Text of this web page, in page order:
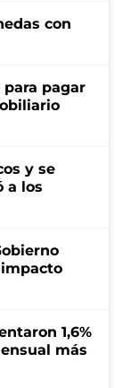
con
para pagar
y se
a los
1,6%
más